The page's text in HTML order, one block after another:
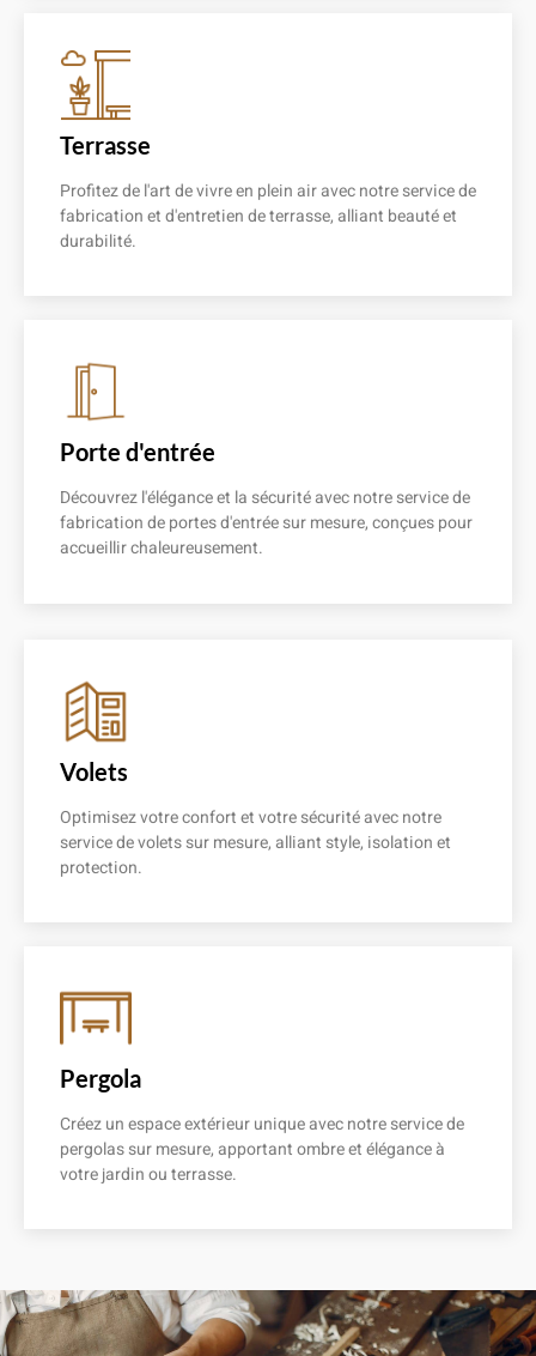
Terrasse
Profitez de l'art de vivre en plein air avec notre service de
fabrication et d'entretien de terrasse, alliant beauté et
durabilité.
Porte d'entrée
Découvrez l'élégance et la sécurité avec notre service de
fabrication de portes d'entrée sur mesure, conçues pour
accueillir chaleureusement.
Volets
Optimisez votre confort et votre sécurité avec notre
service de volets sur mesure, alliant style, isolation et
protection.
Pergola
Créez un espace extérieur unique avec notre service de
pergolas sur mesure, apportant ombre et élégance à
votre jardin ou terrasse.